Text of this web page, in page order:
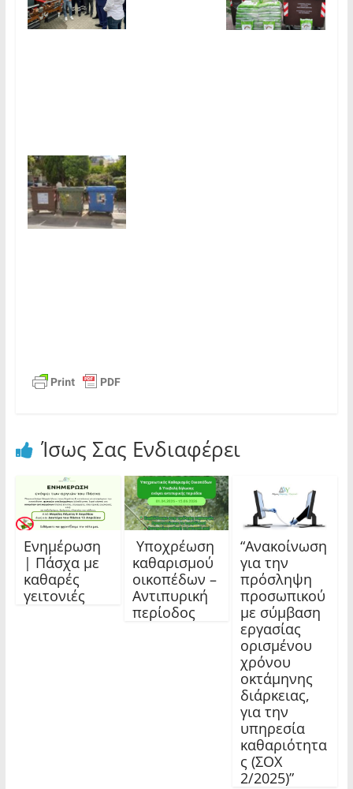
Ίσως Σας Ενδιαφέρει
Ενημέρωση
| Πάσχα με
καθαρές
γειτονιές
Υποχρέωση
καθαρισμού
οικοπέδων –
Αντιπυρική
περίοδος
“Ανακοίνωση
για την
πρόσληψη
προσωπικού
με σύμβαση
εργασίας
ορισμένου
χρόνου
οκτάμηνης
διάρκειας,
για την
υπηρεσία
καθαριότητα
ς (ΣΟΧ
2/2025)”